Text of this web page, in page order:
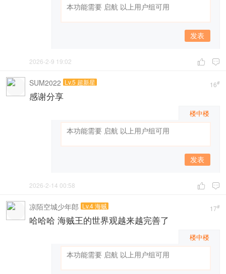
发表
 
2026-2-9 19:02
16#
SUM2022 Lv.5 超新星
感谢分享
楼中楼
发表
 
2026-2-14 00:58
17#
凉陌空城少年郎 Lv.4 海贼
哈哈哈 海贼王的世界观越来越完善了
楼中楼